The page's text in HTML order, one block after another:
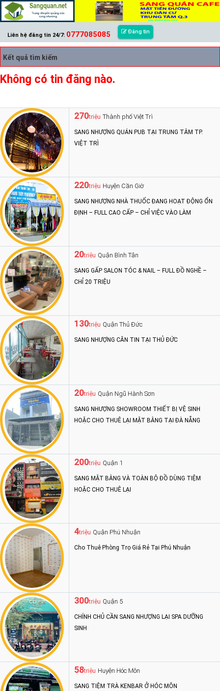
Liên hệ đăng tin 24/7: 0777085085 Đăng tin
Kết quả tìm kiếm
Không có tin đăng nào.
270triệu Thành phố Việt Trì
SANG NHƯỢNG QUÁN PUB TẠI TRUNG TÂM TP.
VIỆT TRÌ
220triệu Huyện Cần Giờ
SANG NHƯỢNG NHÀ THUỐC ĐANG HOẠT ĐỘNG ỔN
ĐỊNH – FULL CAO CẤP – CHỈ VIỆC VÀO LÀM
20triệu Quận Bình Tân
SANG GẤP SALON TÓC & NAIL – FULL ĐỒ NGHỀ –
CHỈ 20 TRIỆU
130triệu Quận Thủ Đức
SANG NHƯỢNG CĂN TIN TẠI THỦ ĐỨC
20triệu Quận Ngũ Hành Sơn
SANG NHƯỢNG SHOWROOM THIẾT BỊ VỆ SINH
HOẶC CHO THUÊ LẠI MẶT BẰNG TẠI ĐÀ NẴNG
200triệu Quận 1
SANG MẶT BẰNG VÀ TOÀN BỘ ĐỒ DÙNG TIỆM
HOẶC CHO THUÊ LẠI
4triệu Quận Phú Nhuận
Cho Thuê Phòng Trọ Giá Rẻ Tại Phú Nhuận
300triệu Quận 5
CHÍNH CHỦ CẦN SANG NHƯỢNG LẠI SPA DƯỠNG
SINH
58triệu Huyện Hóc Môn
SANG TIỆM TRÀ KENBAR Ở HÓC MÔN